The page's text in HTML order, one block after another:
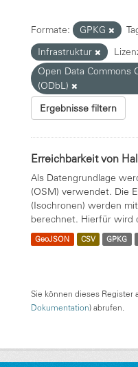
Formate: GPKG
Infrastruktur
Open Data Commons
(ODbL)
Ergebnisse filtern
Erreichbarkeit von
Als Datengrundlage
(OSM) verwendet. Die
(Isochronen) werden
berechnet. Hierfür wird
GeoJSON CSV GPKG
Sie können dieses Register
Dokumentation) abrufen.